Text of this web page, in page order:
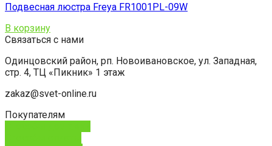
Подвесная люстра Freya FR1001PL-09W
В корзину
Связаться с нами
Одинцовский район, рп. Новоивановское, ул. Западная,
стр. 4, ТЦ «Пикник» 1 этаж
zakaz@svet-online.ru
Покупателям